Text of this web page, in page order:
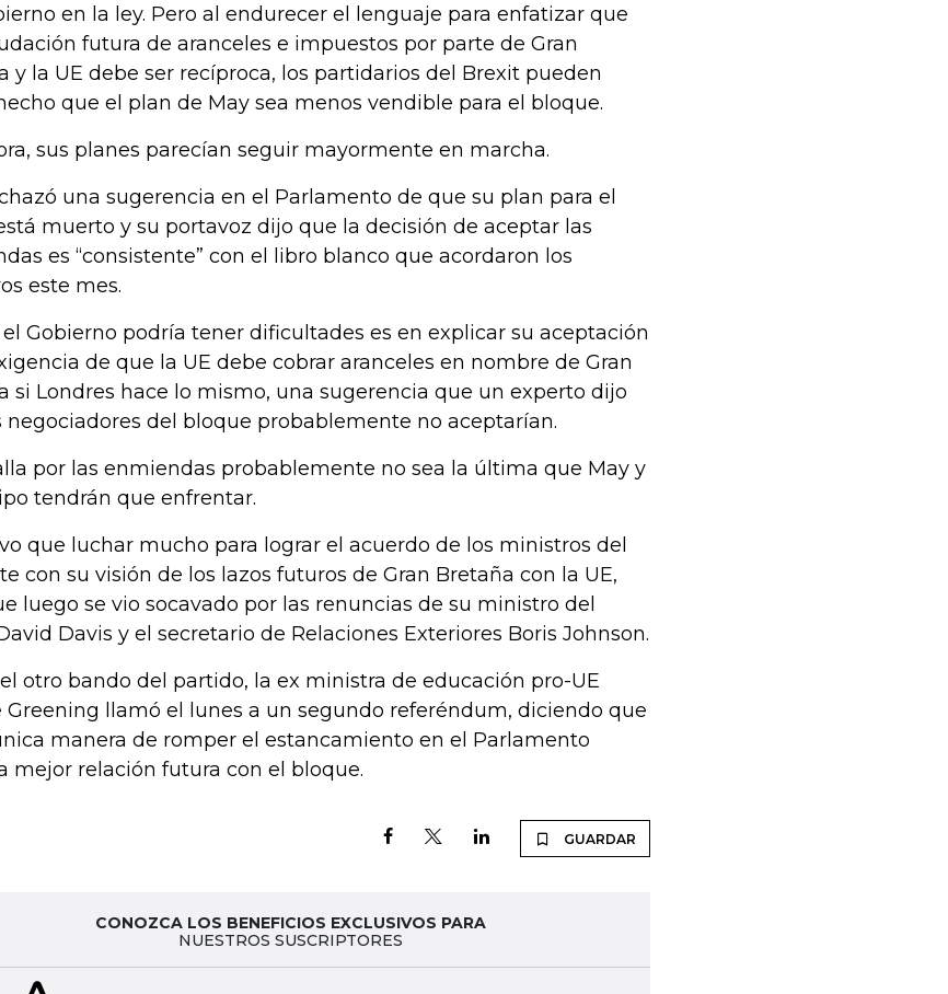
en la ley. Pero al endurecer el lenguaje para enfatizar que
futura de aranceles e impuestos por parte de Gran
y la UE debe ser recíproca, los partidarios del Brexit pueden
que el plan de May sea menos vendible para el bloque.
sus planes parecían seguir mayormente en marcha.
una sugerencia en el Parlamento de que su plan para el
muerto y su portavoz dijo que la decisión de aceptar las
es “consistente” con el libro blanco que acordaron los
este mes.
Gobierno podría tener dificultades es en explicar su aceptación
de que la UE debe cobrar aranceles en nombre de Gran
si Londres hace lo mismo, una sugerencia que un experto dijo
negociadores del bloque probablemente no aceptarían.
por las enmiendas probablemente no sea la última que May y
tendrán que enfrentar.
que luchar mucho para lograr el acuerdo de los ministros del
con su visión de los lazos futuros de Gran Bretaña con la UE,
luego se vio socavado por las renuncias de su ministro del
Davis y el secretario de Relaciones Exteriores Boris Johnson.
otro bando del partido, la ex ministra de educación pro-UE
Greening llamó el lunes a un segundo referéndum, diciendo que
manera de romper el estancamiento en el Parlamento
mejor relación futura con el bloque.
GUARDAR
CONOZCA LOS BENEFICIOS EXCLUSIVOS PARA
NUESTROS SUSCRIPTORES